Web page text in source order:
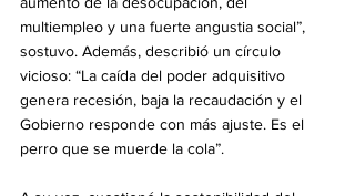
multiempleo y una fuerte angustia social”,
sostuvo. Además, describió un círculo
vicioso: “La caída del poder adquisitivo
genera recesión, baja la recaudación y el
Gobierno responde con más ajuste. Es el
perro que se muerde la cola”.